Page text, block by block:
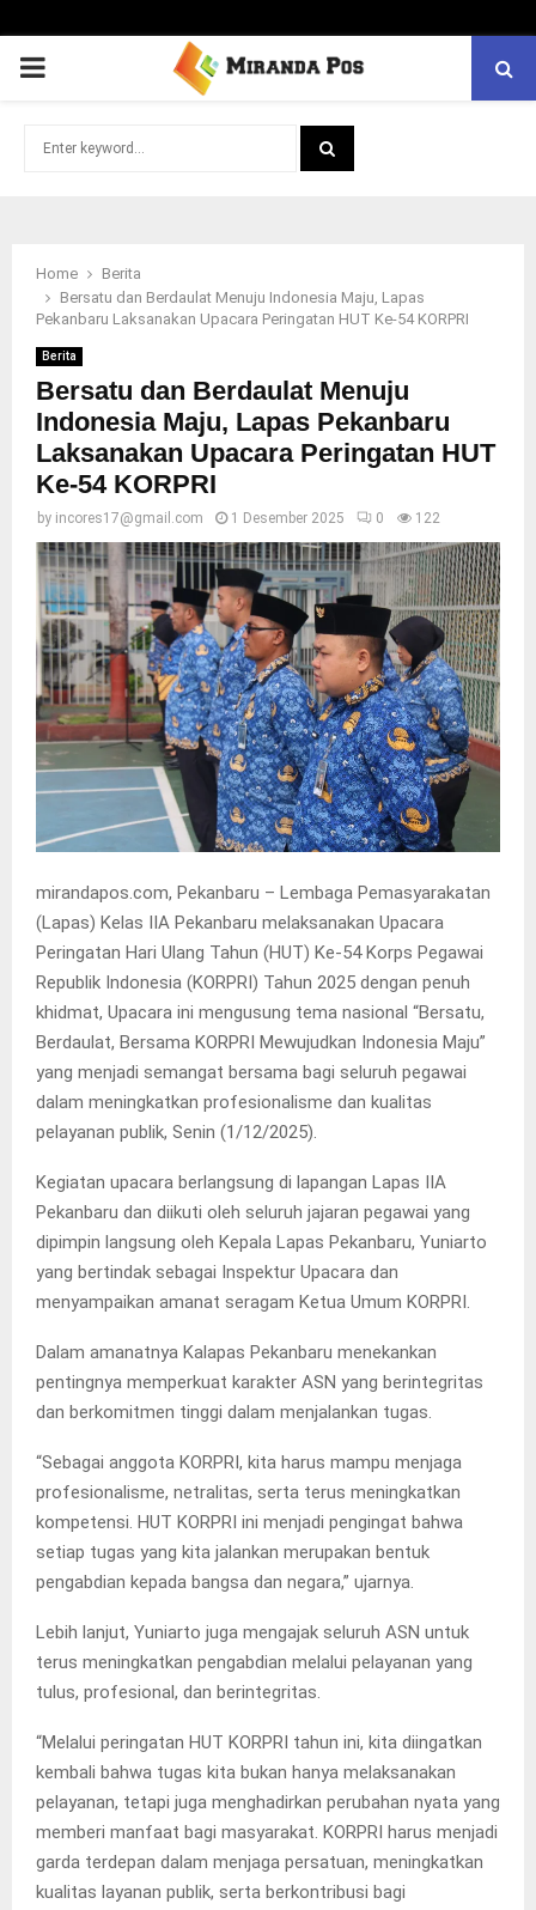
PRIMARY
Home
Berita
Bersatu dan Berdaulat Menuju Indonesia Maju, Lapas
Pekanbaru Laksanakan Upacara Peringatan HUT Ke-54 KORPRI
Berita
Bersatu dan Berdaulat Menuju
Indonesia Maju, Lapas Pekanbaru
Laksanakan Upacara Peringatan HUT
Ke-54 KORPRI
by incores17@gmail.com 1 Desember 2025 0 122
mirandapos.com, Pekanbaru – Lembaga Pemasyarakatan
(Lapas) Kelas IIA Pekanbaru melaksanakan Upacara
Peringatan Hari Ulang Tahun (HUT) Ke-54 Korps Pegawai
Republik Indonesia (KORPRI) Tahun 2025 dengan penuh
khidmat, Upacara ini mengusung tema nasional “Bersatu,
Berdaulat, Bersama KORPRI Mewujudkan Indonesia Maju”
yang menjadi semangat bersama bagi seluruh pegawai
dalam meningkatkan profesionalisme dan kualitas
pelayanan publik, Senin (1/12/2025).
Kegiatan upacara berlangsung di lapangan Lapas IIA
Pekanbaru dan diikuti oleh seluruh jajaran pegawai yang
dipimpin langsung oleh Kepala Lapas Pekanbaru, Yuniarto
yang bertindak sebagai Inspektur Upacara dan
menyampaikan amanat seragam Ketua Umum KORPRI.
Dalam amanatnya Kalapas Pekanbaru menekankan
pentingnya memperkuat karakter ASN yang berintegritas
dan berkomitmen tinggi dalam menjalankan tugas.
“Sebagai anggota KORPRI, kita harus mampu menjaga
profesionalisme, netralitas, serta terus meningkatkan
kompetensi. HUT KORPRI ini menjadi pengingat bahwa
setiap tugas yang kita jalankan merupakan bentuk
pengabdian kepada bangsa dan negara,” ujarnya.
Lebih lanjut, Yuniarto juga mengajak seluruh ASN untuk
terus meningkatkan pengabdian melalui pelayanan yang
tulus, profesional, dan berintegritas.
“Melalui peringatan HUT KORPRI tahun ini, kita diingatkan
kembali bahwa tugas kita bukan hanya melaksanakan
pelayanan, tetapi juga menghadirkan perubahan nyata yang
memberi manfaat bagi masyarakat. KORPRI harus menjadi
garda terdepan dalam menjaga persatuan, meningkatkan
kualitas layanan publik, serta berkontribusi bagi